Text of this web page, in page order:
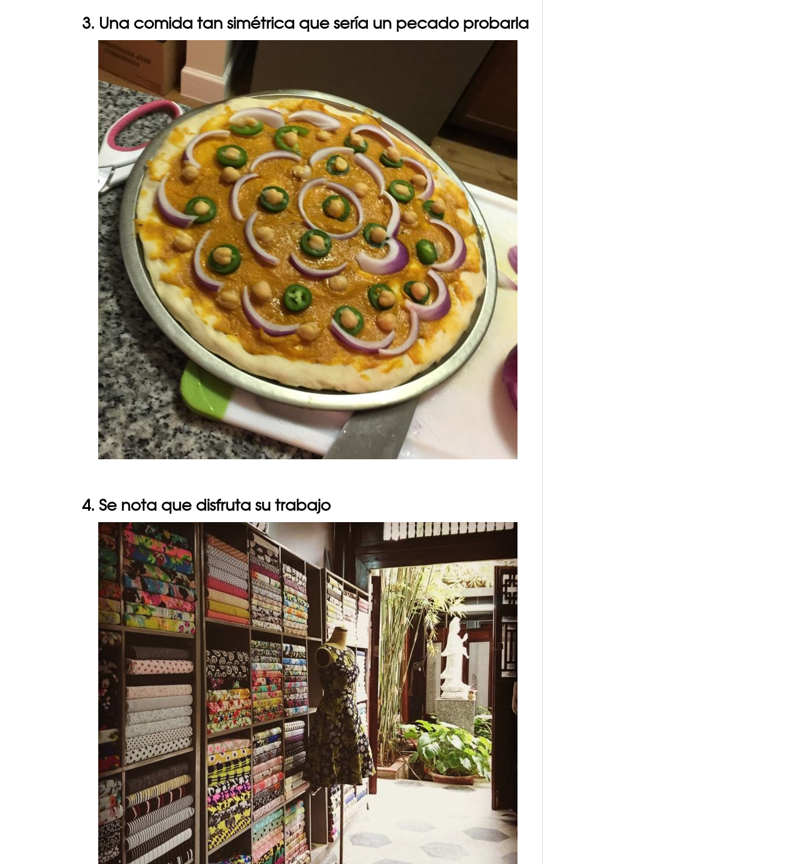
3. Una comida tan simétrica que sería un pecado probarla
4. Se nota que disfruta su trabajo